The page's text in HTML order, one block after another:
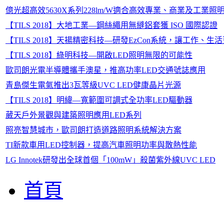
億光超高效5630X系列228lm/W適合高效專業、商業及工業照
【TILS 2018】大地工業—鋼絲繩用無縫鋁套獲 ISO 國際認證
【TILS 2018】天揚精密科技—研發EzCon系統，讓工作、生
【TILS 2018】綠明科技—開啟LED照明無限的可能性
歐司朗光電半導體攜手澳星，推高功率LED交通號誌應用
青島傑生電氣推出3瓦等級UVC LED健康晶片光源
【TILS 2018】明緯—寬範圍可調式全功率LED驅動器
葳天戶外景觀與建築照明應用LED系列
照亮智慧城市，歐司朗打造道路照明系統解決方案
TI新款車用LED控制器，提高汽車照明功率與散熱性能
LG Innotek研發出全球首個「100mW」殺菌紫外線UVC LED
首頁